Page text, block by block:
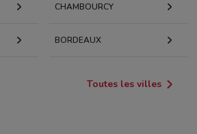
CHAMBOURCY
BORDEAUX
Toutes les villes